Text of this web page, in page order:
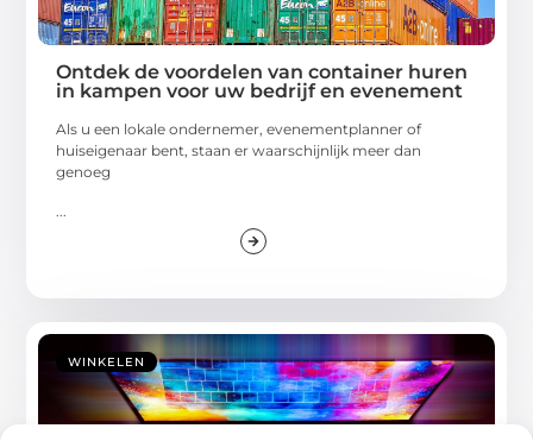
Ontdek de voordelen van container huren
in kampen voor uw bedrijf en evenement
Als u een lokale ondernemer, evenementplanner of
huiseigenaar bent, staan er waarschijnlijk meer dan
genoeg
WINKELEN